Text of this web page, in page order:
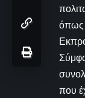
όπως
που